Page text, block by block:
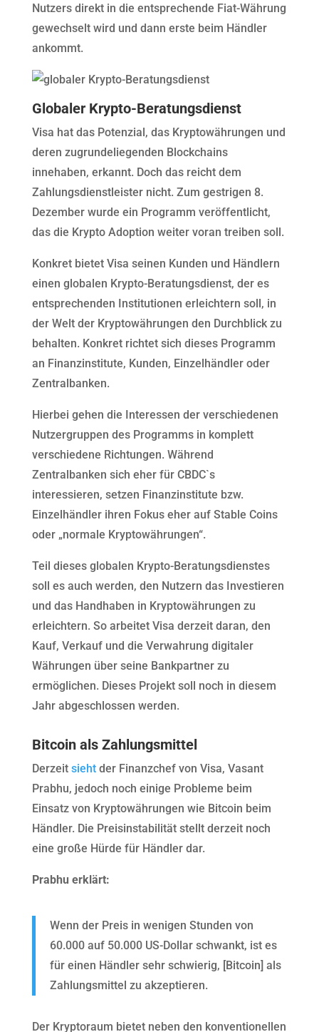
Nutzers direkt in die entsprechende Fiat-Währung
gewechselt wird und dann erste beim Händler
ankommt.
Globaler Krypto-Beratungsdienst
Visa hat das Potenzial, das Kryptowährungen und
deren zugrundeliegenden Blockchains
innehaben, erkannt. Doch das reicht dem
Zahlungsdienstleister nicht. Zum gestrigen 8.
Dezember wurde ein Programm veröffentlicht,
das die Krypto Adoption weiter voran treiben soll.
Konkret bietet Visa seinen Kunden und Händlern
einen globalen Krypto-Beratungsdienst, der es
entsprechenden Institutionen erleichtern soll, in
der Welt der Kryptowährungen den Durchblick zu
behalten. Konkret richtet sich dieses Programm
an Finanzinstitute, Kunden, Einzelhändler oder
Zentralbanken.
Hierbei gehen die Interessen der verschiedenen
Nutzergruppen des Programms in komplett
verschiedene Richtungen. Während
Zentralbanken sich eher für CBDC`s
interessieren, setzen Finanzinstitute bzw.
Einzelhändler ihren Fokus eher auf Stable Coins
oder „normale Kryptowährungen“.
Teil dieses globalen Krypto-Beratungsdienstes
soll es auch werden, den Nutzern das Investieren
und das Handhaben in Kryptowährungen zu
erleichtern. So arbeitet Visa derzeit daran, den
Kauf, Verkauf und die Verwahrung digitaler
Währungen über seine Bankpartner zu
ermöglichen. Dieses Projekt soll noch in diesem
Jahr abgeschlossen werden.
Bitcoin als Zahlungsmittel
Derzeit siehtder Finanzchef von Visa, Vasant
Prabhu, jedoch noch einige Probleme beim
Einsatz von Kryptowährungen wie Bitcoin beim
Händler. Die Preisinstabilität stellt derzeit noch
eine große Hürde für Händler dar.
Prabhu erklärt:
Wenn der Preis in wenigen Stunden von
60.000 auf 50.000 US-Dollar schwankt, ist es
für einen Händler sehr schwierig, [Bitcoin] als
Zahlungsmittel zu akzeptieren.
Der Kryptoraum bietet neben den konventionellen